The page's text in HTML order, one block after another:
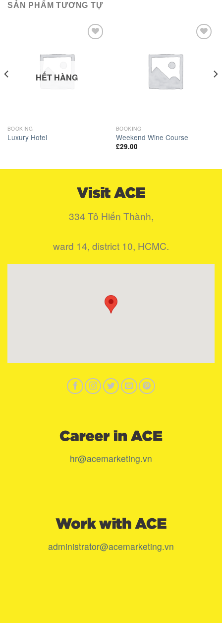
SẢN PHẨM TƯƠNG TỰ
HẾT HÀNG
BOOKING
Luxury Hotel
BOOKING
Weekend Wine Course
£29.00
334 Tô Hiến Thành,
ward 14, district 10, HCMC.
hr@acemarketing.vn
administrator@acemarketing.vn